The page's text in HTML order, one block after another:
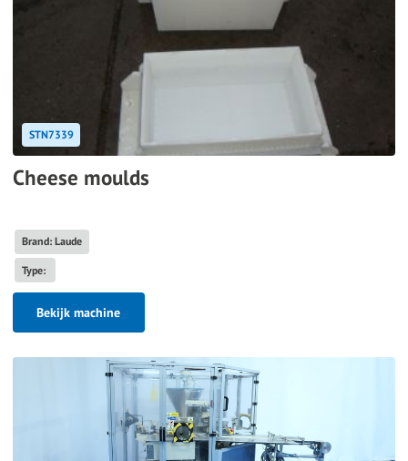
STN7339
Cheese moulds
Brand: Laude
Type:
Bekijk machine